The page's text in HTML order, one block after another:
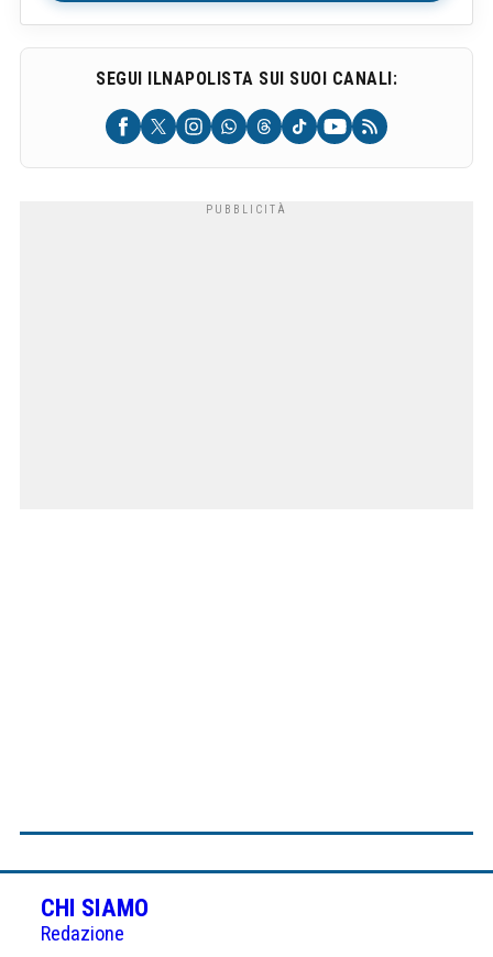
SEGUI ILNAPOLISTA SUI SUOI CANALI:
CHI SIAMO
Redazione